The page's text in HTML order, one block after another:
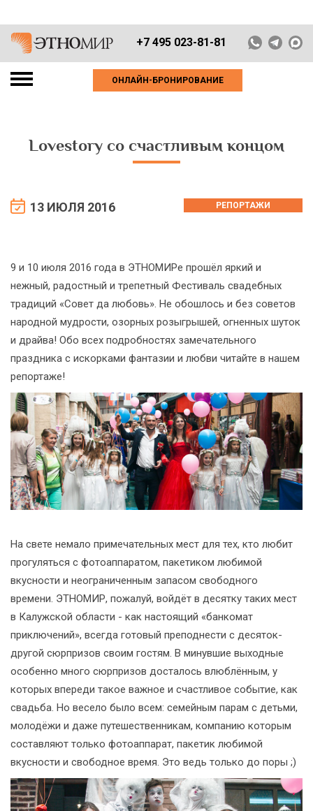
+7 495 023-81-81
ОНЛАЙН-БРОНИРОВАНИЕ
Lovestory со счастливым концом
13 ИЮЛЯ 2016 РЕПОРТАЖИ
9 и 10 июля 2016 года в ЭТНОМИРе прошёл яркий и
нежный, радостный и трепетный Фестиваль свадебных
традиций «Совет да любовь». Не обошлось и без советов
народной мудрости, озорных розыгрышей, огненных шуток
и драйва! Обо всех подробностях замечательного
праздника с искорками фантазии и любви читайте в нашем
репортаже!
На свете немало примечательных мест для тех, кто любит
прогуляться с фотоаппаратом, пакетиком любимой
вкусности и неограниченным запасом свободного
времени. ЭТНОМИР, пожалуй, войдёт в десятку таких мест
в Калужской области - как настоящий «банкомат
приключений», всегда готовый преподнести с десяток-
другой сюрпризов своим гостям. В минувшие выходные
особенно много сюрпризов досталось влюблённым, у
которых впереди такое важное и счастливое событие, как
свадьба. Но весело было всем: семейным парам с детьми,
молодёжи и даже путешественникам, компанию которым
составляют только фотоаппарат, пакетик любимой
вкусности и свободное время. Это ведь только до поры ;)